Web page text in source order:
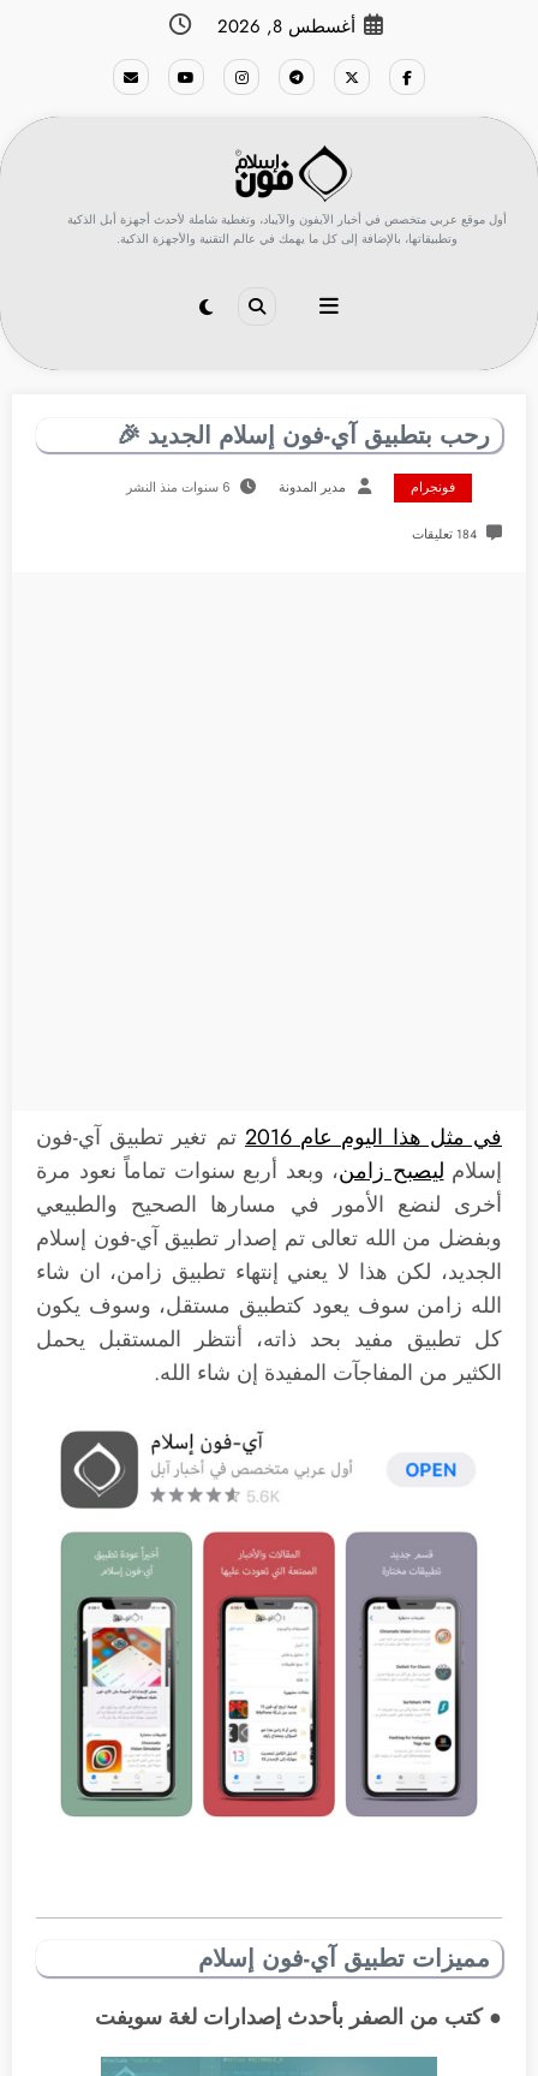
أغسطس 8, 2026
أول موقع عربي متخصص في أخبار الآيفون والآيباد، وتغطية شاملة لأحدث أجهزة أبل الذكية
وتطبيقاتها، بالإضافة إلى كل ما يهمك في عالم التقنية والأجهزة الذكية.
رحب بتطبيق آي-فون إسلام الجديد 🎉
فونجرام مدير المدونة 6 سنوات منذ النشر
184 تعليقات
في مثل هذا اليوم عام 2016
تم تغير تطبيق آي-فون
إسلام ليصبح زامن، وبعد أربع سنوات تماماً نعود مرة
أخرى لنضع الأمور في مسارها الصحيح والطبيعي
وبفضل من الله تعالى تم إصدار تطبيق آي-فون إسلام
الجديد، لكن هذا لا يعني إنتهاء تطبيق زامن، ان شاء
الله زامن سوف يعود كتطبيق مستقل، وسوف يكون
كل تطبيق مفيد بحد ذاته، أنتظر المستقبل يحمل
الكثير من المفاجآت المفيدة إن شاء الله.
مميزات تطبيق آي-فون إسلام
● كتب من الصفر بأحدث إصدارات لغة سويفت